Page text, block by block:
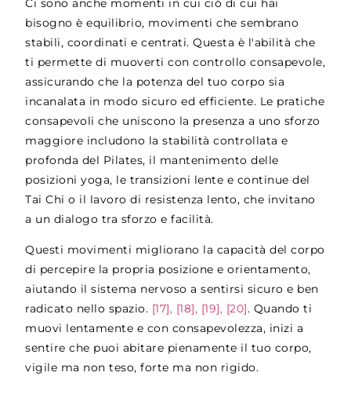
Ci sono anche momenti in cui ciò di cui hai
bisogno è equilibrio, movimenti che sembrano
stabili, coordinati e centrati. Questa è l'abilità che
ti permette di muoverti con controllo consapevole,
assicurando che la potenza del tuo corpo sia
incanalata in modo sicuro ed efficiente. Le pratiche
consapevoli che uniscono la presenza a uno sforzo
maggiore includono la stabilità controllata e
profonda del Pilates, il mantenimento delle
posizioni yoga, le transizioni lente e continue del
Tai Chi o il lavoro di resistenza lento, che invitano
a un dialogo tra sforzo e facilità.
Questi movimenti migliorano la capacità del corpo
di percepire la propria posizione e orientamento,
aiutando il sistema nervoso a sentirsi sicuro e ben
radicato nello spazio. [17], [18], [19], [20]. Quando ti
muovi lentamente e con consapevolezza, inizi a
sentire che puoi abitare pienamente il tuo corpo,
vigile ma non teso, forte ma non rigido.